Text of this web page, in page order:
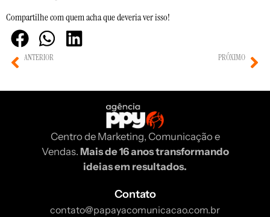
Compartilhe com quem acha que deveria ver isso!
ANTERIOR PRÓXIMO
Centro de Marketing, Comunicação e
Vendas. Mais de 16 anos transformando
ideias em resultados.
Contato
contato@papayacomunicacao.com.br